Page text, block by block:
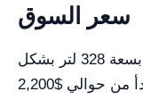
سعر السوق
يتم تسعير الفريزر الطبي العميق بسعة 328 لتر بشكل
تنافسي في السوق، بمتوسط نطاق يبدأ من حوالي $2,200